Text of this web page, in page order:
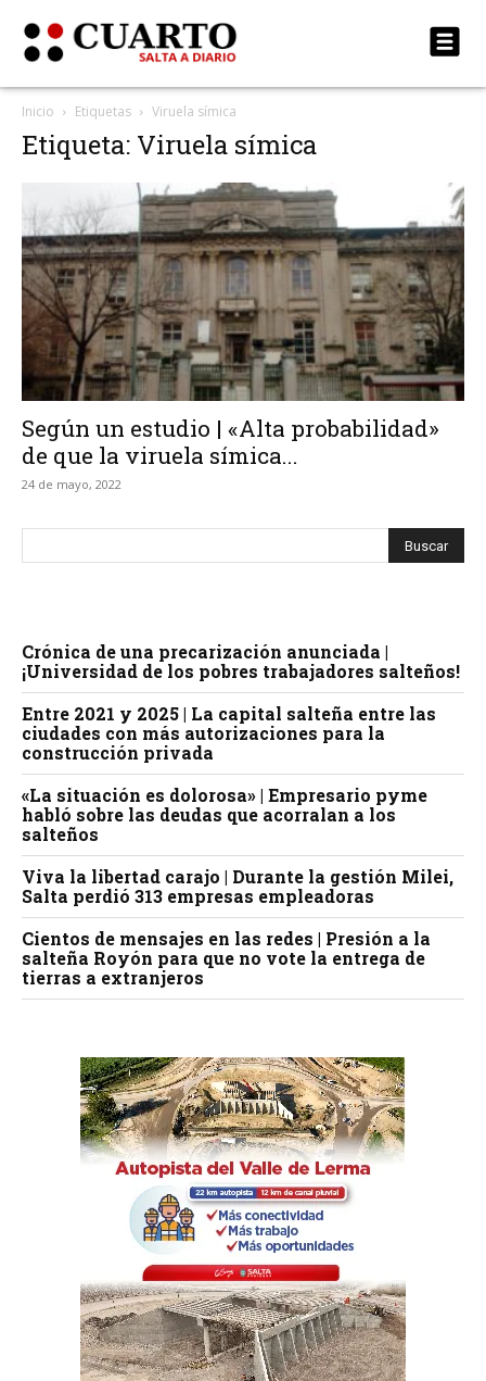
Inicio Etiquetas Viruela símica
Etiqueta: Viruela símica
Según un estudio | «Alta probabilidad»
de que la viruela símica...
24 de mayo, 2022
Crónica de una precarización anunciada |
¡Universidad de los pobres trabajadores salteños!
Entre 2021 y 2025 | La capital salteña entre las
ciudades con más autorizaciones para la
construcción privada
«La situación es dolorosa» | Empresario pyme
habló sobre las deudas que acorralan a los
salteños
Viva la libertad carajo | Durante la gestión Milei,
Salta perdió 313 empresas empleadoras
Cientos de mensajes en las redes | Presión a la
salteña Royón para que no vote la entrega de
tierras a extranjeros